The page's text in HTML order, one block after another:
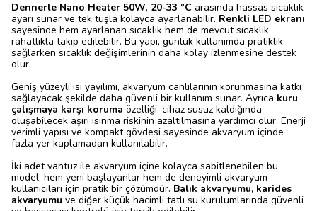
Dennerle Nano Heater 50W, 20-33 °C arasında hassas sıcaklık
ayarı sunar ve tek tuşla kolayca ayarlanabilir. Renkli LED ekranı
sayesinde hem ayarlanan sıcaklık hem de mevcut sıcaklık
rahatlıkla takip edilebilir. Bu yapı, günlük kullanımda pratiklik
sağlarken sıcaklık değişimlerinin daha kolay izlenmesine destek
olur.
Geniş yüzeyli ısı yayılımı, akvaryum canlılarının korunmasına katkı
sağlayacak şekilde daha güvenli bir kullanım sunar. Ayrıca kuru
çalışmaya karşı koruma özelliği, cihaz susuz kaldığında
oluşabilecek aşırı ısınma riskinin azaltılmasına yardımcı olur. Enerji
verimli yapısı ve kompakt gövdesi sayesinde akvaryum içinde
fazla yer kaplamadan kullanılabilir.
İki adet vantuz ile akvaryum içine kolayca sabitlenebilen bu
model, hem yeni başlayanlar hem de deneyimli akvaryum
kullanıcıları için pratik bir çözümdür. Balık akvaryumu, karides
akvaryumu ve diğer küçük hacimli tatlı su kurulumlarında güvenli